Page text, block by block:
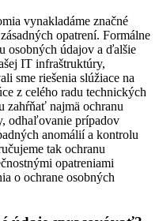
vynakladáme značné
opatrení. Formálne
osobných údajov a ďalšie
IT infraštruktúry,
sme riešenia slúžiace na
z celého radu technických
zahŕňať najmä ochranu
odhaľovanie prípadov
anomálií a kontrolu
tak ochranu
opatreniami
o ochrane osobných